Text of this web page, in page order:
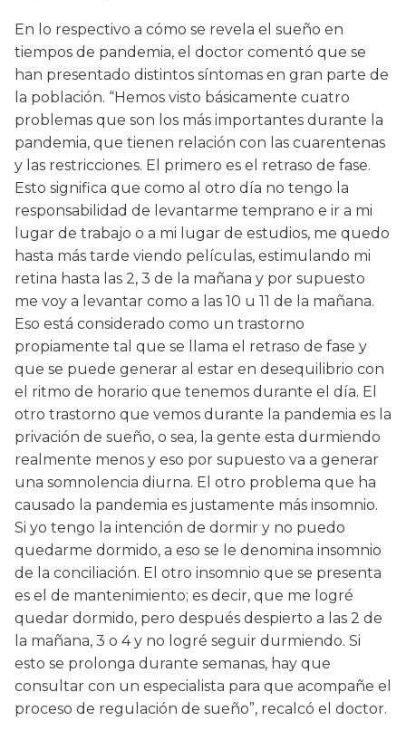
En lo respectivo a cómo se revela el sueño en
tiempos de pandemia, el doctor comentó que se
han presentado distintos síntomas en gran parte de
la población. “Hemos visto básicamente cuatro
problemas que son los más importantes durante la
pandemia, que tienen relación con las cuarentenas
y las restricciones. El primero es el retraso de fase.
Esto significa que como al otro día no tengo la
responsabilidad de levantarme temprano e ir a mi
lugar de trabajo o a mi lugar de estudios, me quedo
hasta más tarde viendo películas, estimulando mi
retina hasta las 2, 3 de la mañana y por supuesto
me voy a levantar como a las 10 u 11 de la mañana.
Eso está considerado como un trastorno
propiamente tal que se llama el retraso de fase y
que se puede generar al estar en desequilibrio con
el ritmo de horario que tenemos durante el día. El
otro trastorno que vemos durante la pandemia es la
privación de sueño, o sea, la gente esta durmiendo
realmente menos y eso por supuesto va a generar
una somnolencia diurna. El otro problema que ha
causado la pandemia es justamente más insomnio.
Si yo tengo la intención de dormir y no puedo
quedarme dormido, a eso se le denomina insomnio
de la conciliación. El otro insomnio que se presenta
es el de mantenimiento; es decir, que me logré
quedar dormido, pero después despierto a las 2 de
la mañana, 3 o 4 y no logré seguir durmiendo. Si
esto se prolonga durante semanas, hay que
consultar con un especialista para que acompañe el
proceso de regulación de sueño”, recalcó el doctor.